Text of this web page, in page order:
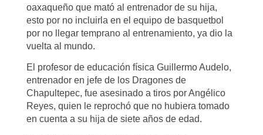
oaxaqueño que mató al entrenador de su hija,
esto por no incluirla en el equipo de basquetbol
por no llegar temprano al entrenamiento, ya dio la
vuelta al mundo.
El profesor de educación física Guillermo Audelo,
entrenador en jefe de los Dragones de
Chapultepec, fue asesinado a tiros por Angélico
Reyes, quien le reprochó que no hubiera tomado
en cuenta a su hija de siete años de edad.